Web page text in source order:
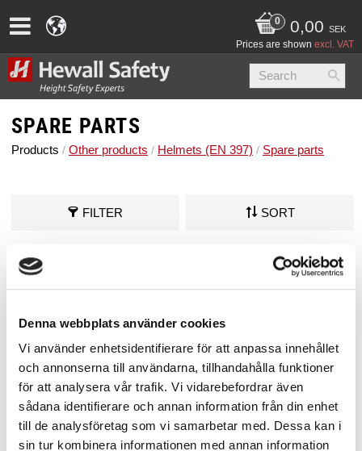
Denna webbplats använder cookies
Vi använder enhetsidentifierare för att anpassa innehållet
och annonserna till användarna, tillhandahålla funktioner
för att analysera vår trafik. Vi vidarebefordrar även
sådana identifierare och annan information från din enhet
till de analysföretag som vi samarbetar med. Dessa kan i
sin tur kombinera informationen med annan information
0,00 SEK
Prices are shown excl. VAT
SPARE PARTS
Products Other products Helmets (EN 397) Spare parts
FILTER SORT
Caps visor/ear slots Ares/Ares Air 4-pack
Caps for visor and ear protection slots on the Ares and
Chin straps Ares
Replacement chin strap kit for the Ares helmet.
224,00 SEK
2 pc. in stock